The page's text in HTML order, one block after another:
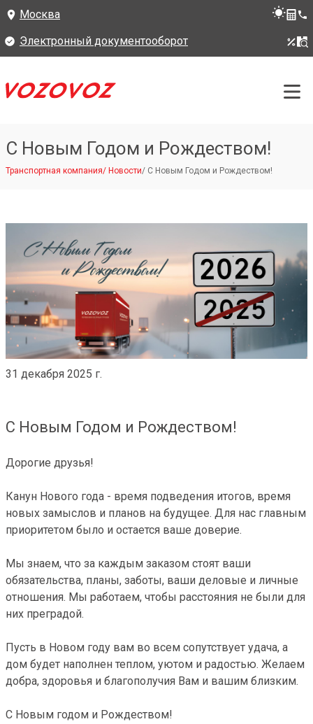
Москва
Электронный документооборот
С Новым Годом и Рождеством!
Транспортная компания/ Новости/ С Новым Годом и Рождеством!
31 декабря 2025 г.
С Новым Годом и Рождеством!
Дорогие друзья!
Канун Нового года - время подведения итогов, время
новых замыслов и планов на будущее. Для нас главным
приоритетом было и остается ваше доверие.
Мы знаем, что за каждым заказом стоят ваши
обязательства, планы, заботы, ваши деловые и личные
отношения. Мы работаем, чтобы расстояния не были для
них преградой.
Пусть в Новом году вам во всем сопутствует удача, а
дом будет наполнен теплом, уютом и радостью. Желаем
добра, здоровья и благополучия Вам и вашим близким.
С Новым годом и Рождеством!